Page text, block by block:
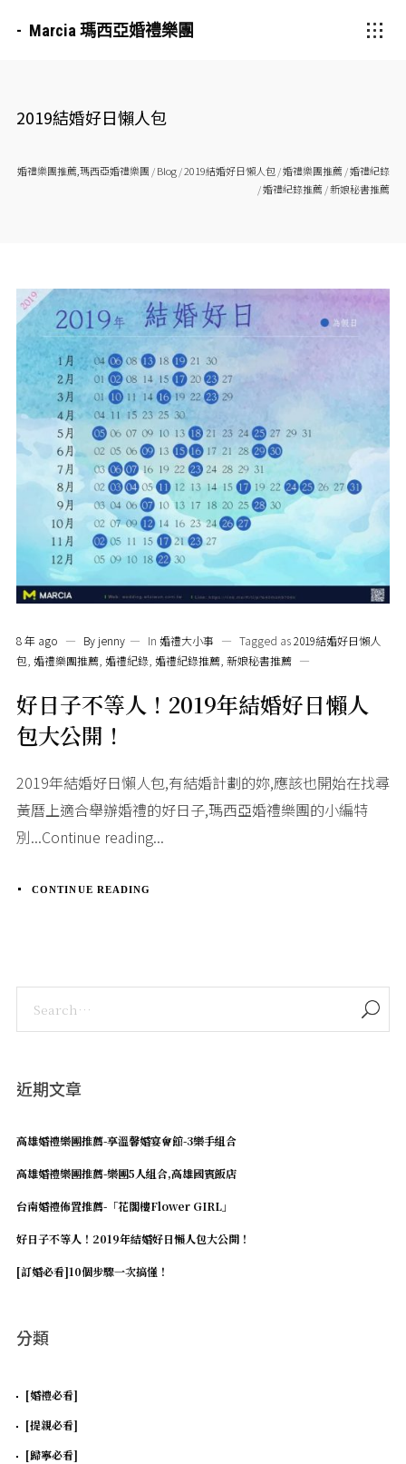
Login
Username or email address*
Marcia 瑪西亞婚禮樂團
2019結婚好日懶人包
婚禮樂團推薦,瑪西亞婚禮樂團 /Blog/2019結婚好日懶人包 /婚禮樂團推薦/婚禮紀錄
/婚禮紀錄推薦/新娘秘書推薦
8 年 ago By jenny In 婚禮大小事 Tagged as2019結婚好日懶人
包, 婚禮樂團推薦, 婚禮紀錄, 婚禮紀錄推薦, 新娘秘書推薦
好日子不等人！2019年結婚好日懶人
包大公開！
2019年結婚好日懶人包,有結婚計劃的妳,應該也開始在找尋
黃曆上適合舉辦婚禮的好日子,瑪西亞婚禮樂團的小編特
別...Continue reading...
CONTINUE READING
近期文章
高雄婚禮樂團推薦-享溫馨婚宴會館-3樂手組合
高雄婚禮樂團推薦-樂團5人組合,高雄國賓飯店
台南婚禮佈置推薦-「花閣樓Flower GIRL」
好日子不等人！2019年結婚好日懶人包大公開！
[訂婚必看]10個步驟一次搞懂！
分類
[婚禮必看]
[提親必看]
[歸寧必看]